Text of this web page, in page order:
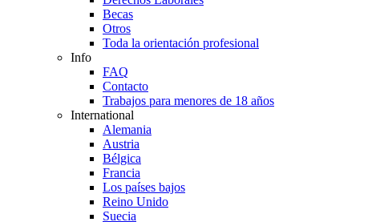
Becas
Otros
Toda la orientación profesional
Info
FAQ
Contacto
Trabajos para menores de 18 años
International
Alemania
Austria
Bélgica
Francia
Los países bajos
Reino Unido
Suecia